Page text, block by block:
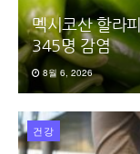
멕시코산 할라
345명 감염
8월 6, 2026
건강